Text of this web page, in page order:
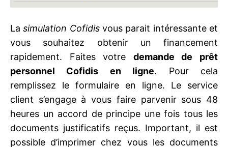
Lasimulation Cofidisvous parait intéressante et
vous souhaitez obtenir un financement
rapidement. Faites votre demande de prêt
personnel Cofidis en ligne. Pour cela
remplissez le formulaire en ligne. Le service
client s’engage à vous faire parvenir sous 48
heures un accord de principe une fois tous les
documents justificatifs reçus. Important, il est
possible d’imprimer chez vous les documents